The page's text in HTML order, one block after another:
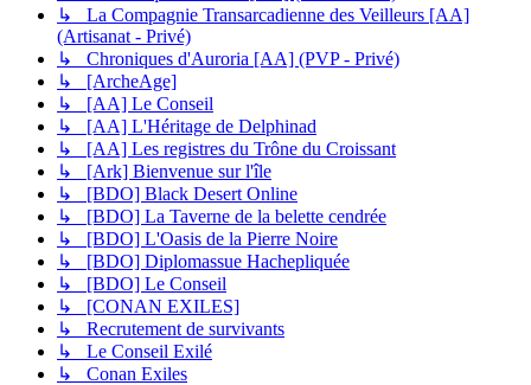
↳ La Compagnie Transarcadienne des Veilleurs [AA]
(Artisanat - Privé)
↳ Chroniques d'Auroria [AA] (PVP - Privé)
↳ [ArcheAge]
↳ [AA] Le Conseil
↳ [AA] L'Héritage de Delphinad
↳ [AA] Les registres du Trône du Croissant
↳ [Ark] Bienvenue sur l'île
↳ [BDO] Black Desert Online
↳ [BDO] La Taverne de la belette cendrée
↳ [BDO] L'Oasis de la Pierre Noire
↳ [BDO] Diplomassue Hachepliquée
↳ [BDO] Le Conseil
↳ [CONAN EXILES]
↳ Recrutement de survivants
↳ Le Conseil Exilé
↳ Conan Exiles